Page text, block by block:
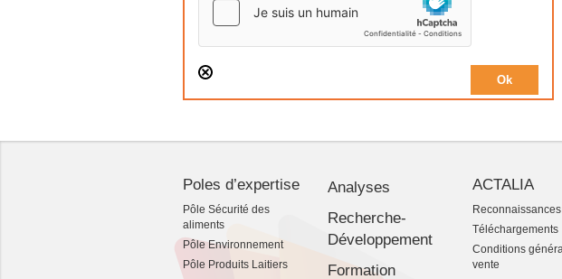
Poles d’expertise
Pôle Sécurité des
aliments
Pôle Environnement
Pôle Produits Laitiers
Analyses
Recherche-
Développement
Formation
ACTALIA
Reconnaissances
Téléchargements
Conditions
vente